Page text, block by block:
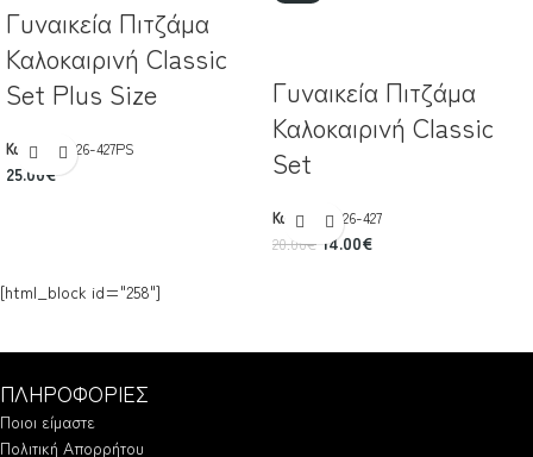
Γυναικεία Πιτζάμα
Καλοκαιρινή Classic
Set Plus Size
Κωδικός: 426-427PS
25.00€
Γυναικεία Πιτζάμα
Καλοκαιρινή Classic
Set
Κωδικός: 426-427
20.00€ 14.00€
[html_block id="258"]
ΠΛΗΡΟΦΟΡΙΕΣ
Ποιοι είμαστε
Πολιτική Απορρήτου